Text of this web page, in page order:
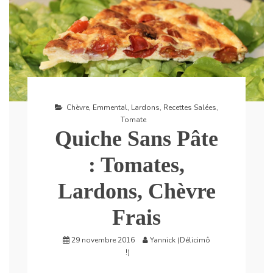
Chèvre, Emmental, Lardons, Recettes Salées,
Tomate
Quiche Sans Pâte
: Tomates,
Lardons, Chèvre
Frais
29 novembre 2016
Yannick (Délicimô
!)